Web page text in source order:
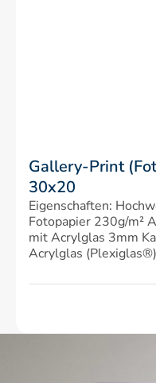
Gallery-Print
30x20
Eigenschaften:
Fotopapier 230g/m²
mit Acrylglas 3mm
Acrylglas